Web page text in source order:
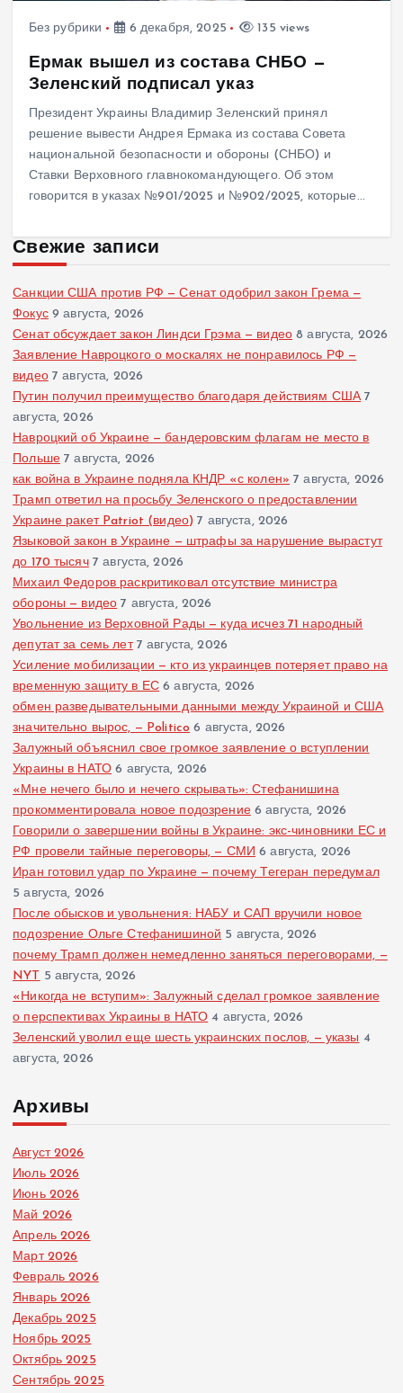
Без рубрики 6 декабря, 2025 135 views
Ермак вышел из состава СНБО —
Зеленский подписал указ
Президент Украины Владимир Зеленский принял
решение вывести Андрея Ермака из состава Совета
национальной безопасности и обороны (СНБО) и
Ставки Верховного главнокомандующего. Об этом
говорится в указах №901/2025 и №902/2025, которые…
Свежие записи
Санкции США против РФ — Сенат одобрил закон Грема —
Фокус 9 августа, 2026
Сенат обсуждает закон Линдси Грэма — видео 8 августа, 2026
Заявление Навроцкого о москалях не понравилось РФ —
видео 7 августа, 2026
Путин получил преимущество благодаря действиям США 7
августа, 2026
Навроцкий об Украине — бандеровским флагам не место в
Польше 7 августа, 2026
как война в Украине подняла КНДР «с колен» 7 августа, 2026
Трамп ответил на просьбу Зеленского о предоставлении
Украине ракет Patriot (видео) 7 августа, 2026
Языковой закон в Украине — штрафы за нарушение вырастут
до 170 тысяч 7 августа, 2026
Михаил Федоров раскритиковал отсутствие министра
обороны — видео 7 августа, 2026
Увольнение из Верховной Рады — куда исчез 71 народный
депутат за семь лет 7 августа, 2026
Усиление мобилизации — кто из украинцев потеряет право на
временную защиту в ЕС 6 августа, 2026
обмен разведывательными данными между Украиной и США
значительно вырос, — Politico 6 августа, 2026
Залужный объяснил свое громкое заявление о вступлении
Украины в НАТО 6 августа, 2026
«Мне нечего было и нечего скрывать»: Стефанишина
прокомментировала новое подозрение 6 августа, 2026
Говорили о завершении войны в Украине: экс-чиновники ЕС и
РФ провели тайные переговоры, — СМИ 6 августа, 2026
Иран готовил удар по Украине — почему Тегеран передумал
5 августа, 2026
После обысков и увольнения: НАБУ и САП вручили новое
подозрение Ольге Стефанишиной 5 августа, 2026
почему Трамп должен немедленно заняться переговорами, —
NYT 5 августа, 2026
«Никогда не вступим»: Залужный сделал громкое заявление
о перспективах Украины в НАТО 4 августа, 2026
Зеленский уволил еще шесть украинских послов, — указы 4
августа, 2026
Архивы
Август 2026
Июль 2026
Июнь 2026
Май 2026
Апрель 2026
Март 2026
Февраль 2026
Январь 2026
Декабрь 2025
Ноябрь 2025
Октябрь 2025
Сентябрь 2025